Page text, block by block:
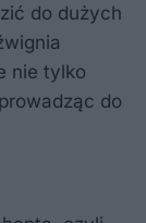
do dużych
nie tylko
do